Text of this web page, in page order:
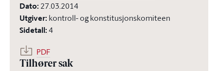
Dato: 27.03.2014
Utgiver: kontroll- og konstitusjonskomiteen
Sidetall:4
PDF
Tilhører sak